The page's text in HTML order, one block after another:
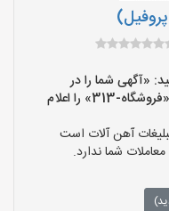
«آگهی شما را در
سایت «آهن آلاتی ها» دیده ام و کد «فروشگاه-313» را اعلام
آهن آلات است
شما ندارد.